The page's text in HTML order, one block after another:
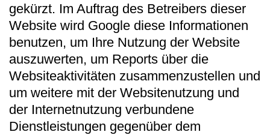
gekürzt. Im Auftrag des Betreibers dieser
Website wird Google diese Informationen
benutzen, um Ihre Nutzung der Website
auszuwerten, um Reports über die
Websiteaktivitäten zusammenzustellen und
um weitere mit der Websitenutzung und
der Internetnutzung verbundene
Dienstleistungen gegenüber dem